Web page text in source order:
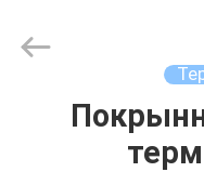
Electronics
Co.,Ltd.